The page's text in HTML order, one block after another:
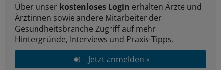
Über unser kostenloses Login erhalten Ärzte und
Ärztinnen sowie andere Mitarbeiter der
Gesundheitsbranche Zugriff auf mehr
Hintergründe, Interviews und Praxis-Tipps.
Jetzt anmelden »